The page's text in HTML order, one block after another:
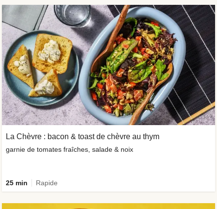
La Chèvre : bacon & toast de chèvre au thym
garnie de tomates fraîches, salade & noix
25 min Rapide